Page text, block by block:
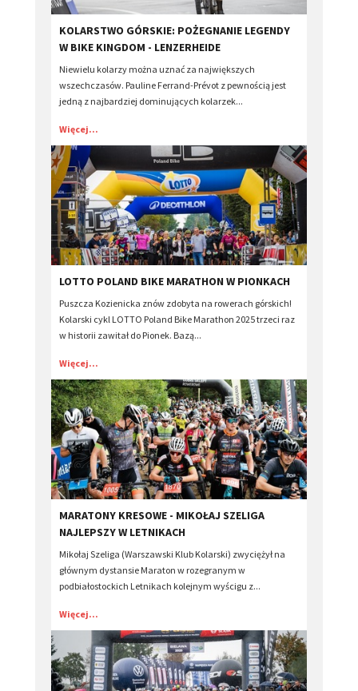
KOLARSTWO GÓRSKIE: POŻEGNANIE LEGENDY
W BIKE KINGDOM - LENZERHEIDE
Niewielu kolarzy można uznać za największych
wszechczasów. Pauline Ferrand-Prévot z pewnością jest
jedną z najbardziej dominujących kolarzek...
Więcej...
​LOTTO POLAND BIKE MARATHON W PIONKACH
Puszcza Kozienicka znów zdobyta na rowerach górskich!
Kolarski cykl LOTTO Poland Bike Marathon 2025 trzeci raz
w historii zawitał do Pionek. Bazą...
Więcej...
​MARATONY KRESOWE - MIKOŁAJ SZELIGA
NAJLEPSZY W LETNIKACH
Mikołaj Szeliga (Warszawski Klub Kolarski) zwyciężył na
głównym dystansie Maraton w rozegranym w
podbiałostockich Letnikach kolejnym wyścigu z...
Więcej...